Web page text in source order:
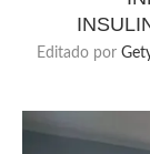
Editado por